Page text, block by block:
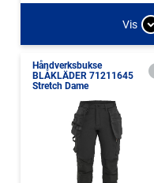
Vis
Håndverksbukse
BLÅKLÄDER 71211645
Stretch Dame